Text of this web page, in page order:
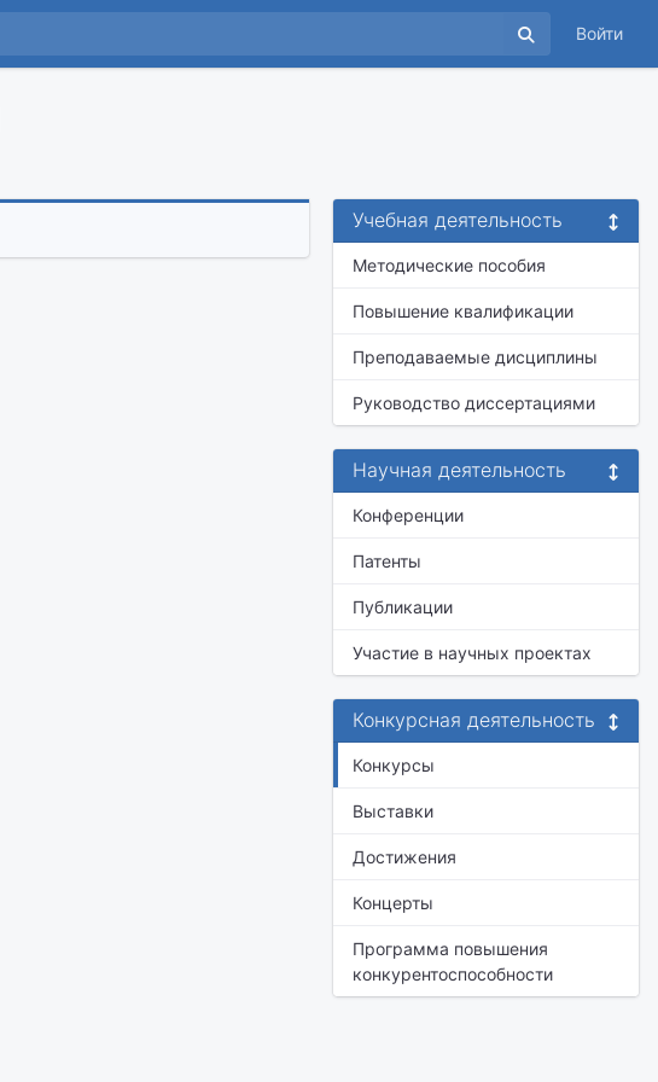
Войти
Учебная деятельность
Методические пособия
Повышение квалификации
Преподаваемые дисциплины
Руководство диссертациями
Научная деятельность
Конференции
Патенты
Публикации
Участие в научных проектах
Конкурсная деятельность
Конкурсы
Выставки
Достижения
Концерты
Программа повышения
конкурентоспособности